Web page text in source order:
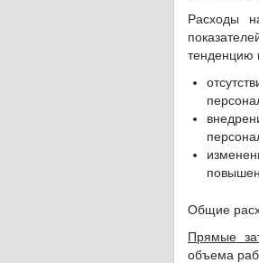
Расходы
тенденцию
Общие
Прямые
объема